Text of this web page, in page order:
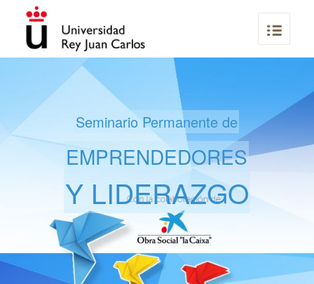
Seminario Permanente de
EMPRENDEDORES
Y LIDERAZGO